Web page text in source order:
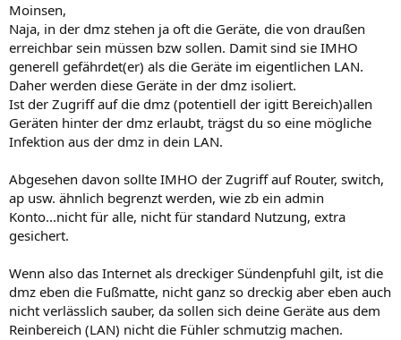
Moinsen,
Naja, in der dmz stehen ja oft die Geräte, die von draußen
erreichbar sein müssen bzw sollen. Damit sind sie IMHO
generell gefährdet(er) als die Geräte im eigentlichen LAN.
Daher werden diese Geräte in der dmz isoliert.
Ist der Zugriff auf die dmz (potentiell der igitt Bereich)allen
Geräten hinter der dmz erlaubt, trägst du so eine mögliche
Infektion aus der dmz in dein LAN.
Abgesehen davon sollte IMHO der Zugriff auf Router, switch,
ap usw. ähnlich begrenzt werden, wie zb ein admin
Konto...nicht für alle, nicht für standard Nutzung, extra
gesichert.
Wenn also das Internet als dreckiger Sündenpfuhl gilt, ist die
dmz eben die Fußmatte, nicht ganz so dreckig aber eben auch
nicht verlässlich sauber, da sollen sich deine Geräte aus dem
Reinbereich (LAN) nicht die Fühler schmutzig machen.